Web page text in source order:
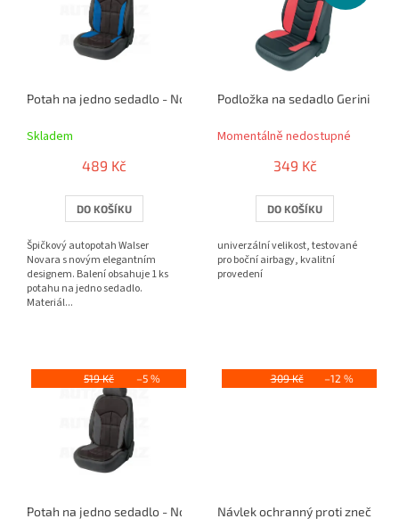
Potah na jedno sedadlo - Novara modrý / černý
Skladem
489 Kč
DO KOŠÍKU
Špičkový autopotah Walser
Novara s novým elegantním
designem. Balení obsahuje 1 ks
potahu na jedno sedadlo.
Materiál...
Podložka na sedadlo Gerini
Momentálně nedostupné
349 Kč
DO KOŠÍKU
univerzální velikost, testované
pro boční airbagy, kvalitní
provedení
519 Kč –5 %
Potah na jedno sedadlo - Novara šedý / černý
309 Kč –12 %
Návlek ochranný proti